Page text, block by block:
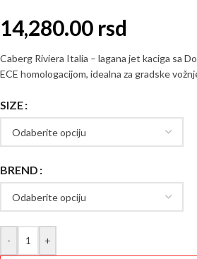
14,280.00 rsd
Caberg Riviera Italia – lagana jet kaciga sa
ECE homologacijom, idealna za gradske
SIZE
BREND
- +